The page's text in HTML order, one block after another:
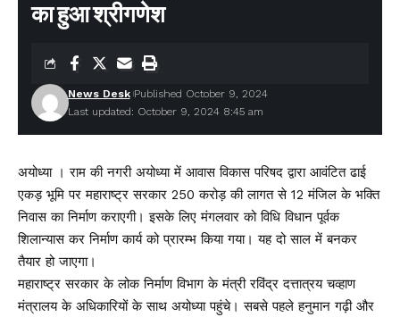
का हुआ श्रीगणेश
Last updated: October 9, 2024 8:45 am
News Desk Published October 9, 2024
अयोध्या । राम की नगरी अयोध्या में आवास विकास परिषद द्वारा आवंटित ढाई
एकड़ भूमि पर महाराष्ट्र सरकार 250 करोड़ की लागत से 12 मंजिल के भक्ति
निवास का निर्माण कराएगी। इसके लिए मंगलवार को विधि विधान पूर्वक
शिलान्यास कर निर्माण कार्य को प्रारम्भ किया गया। यह दो साल में बनकर
तैयार हो जाएगा।
महाराष्ट्र सरकार के लोक निर्माण विभाग के मंत्री रविंद्र दत्तात्रय चव्हाण
मंत्रालय के अधिकारियों के साथ अयोध्या पहुंचे। सबसे पहले हनुमान गढ़ी और